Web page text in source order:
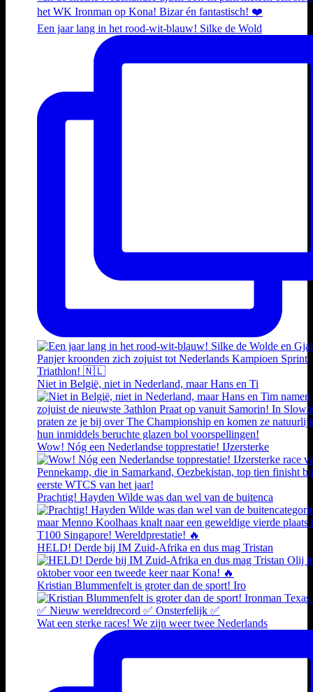
Een jaar lang in het rood-wit-blauw! Silke de Wold
Niet in België, niet in Nederland, maar Hans en Ti
Wow! Nóg een Nederlandse topprestatie! IJzersterke
Prachtig! Hayden Wilde was dan wel van de buitenca
HELD! Derde bij IM Zuid-Afrika en dus mag Tristan
Kristian Blummenfelt is groter dan de sport! Iro
Wat een sterke races! We zijn weer twee Nederlands